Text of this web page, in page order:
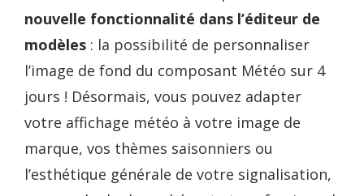
nouvelle fonctionnalité dans l’éditeur de
modèles : la possibilité de personnaliser
l’image de fond du composant Météo sur 4
jours ! Désormais, vous pouvez adapter
votre affichage météo à votre image de
marque, vos thèmes saisonniers ou
l’esthétique générale de votre signalisation,